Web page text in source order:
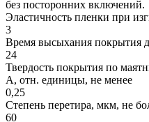
без посторонних включений.
Эластичность пленки при
3
Время высыхания покрытия
24
Твердость покрытия по
А, отн. единицы, не менее
0,25
Степень перетира, мкм, не
60